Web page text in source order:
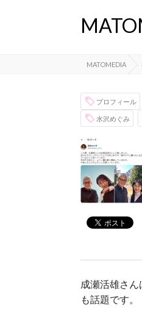
MATOMEDIA
プロフィール
水沢めぐみ
成瀬活雄さ
も話題です。